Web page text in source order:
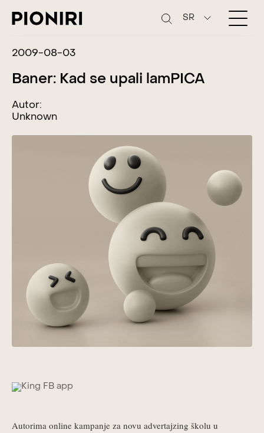
SR
2009-08-03
Baner: Kad se upali lamPICA
Autor:
Unknown
Autorima online kampanje za novu advertajzing školu u